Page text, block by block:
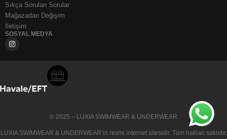
Sıkça Sorulan Sorular
Mağazadan Değişim
İletişim
SOSYAL MEDYA
© 2025 – LUXIA SWIMWEAR & UNDERWEAR
LUXIA SWIMWEAR & UNDERWEAR’in resmi internet sitesidir. Tüm hakları saklıdır.